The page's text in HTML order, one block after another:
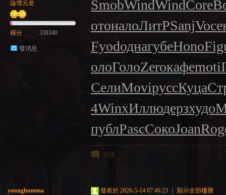
論壇元老
積分 338340
發消息
SmobWindWindCore
отоналоЛитРSanjVoce
FyodоднагубеHono
олоГолоZeroкафеmoti
СелиMoviруссКуца
4WinxИллюдерзхудо
публPascСокоJoan
回復
younghumma 發表於 2026-5-14 07:46:23 顯示全部樓層